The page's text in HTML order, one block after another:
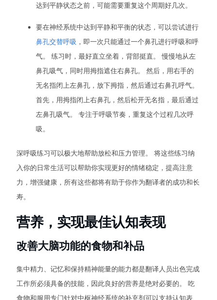
达到平静状态之前，可能需要重复这个周期好几次。
要在神经系统中达到平静和平衡的状态，可以尝试进行
鼻孔交替呼吸 ，即一次只能通过一个鼻孔进行呼吸和呼
气。 练习时，最好直立坐着，背部挺直。 慢慢地从左
鼻孔吸气，同时用拇指遮住右鼻孔。 然后，用右手的
无名指闭上左鼻孔，放下拇指，然后通过右鼻孔呼气。
首先，用拇指闭上右鼻孔，然后松开无名指，最后通过
左鼻孔吸气。 专注于呼吸节奏，重复这个过程几次呼
吸。
深呼吸练习可以极大地帮助放松和压力管理。 将这些练习纳
入你的日常生活可以帮助你实现更好的情绪稳定，提高注意
力，增强健康，所有这些都将有助于你作为翻译者的成功和长
寿。
营养，实现最佳认知表现
改善大脑功能的食物和补品
集中精力、记忆和保持精神能量的能力都是翻译人员出色完成
工作所必须具备的技能，因此良好的营养是绝对必要的。 吃
食物和服用专门针对中枢神经系统的补充剂可以支持认知表